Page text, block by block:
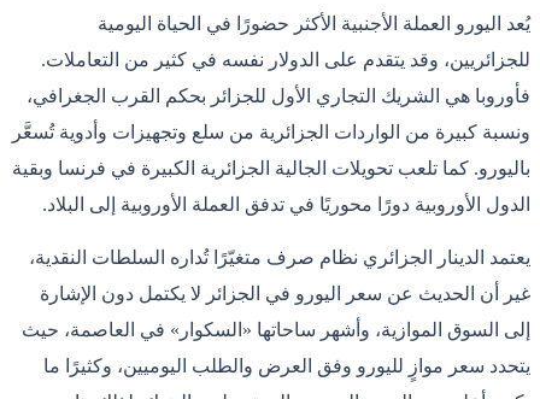
يُعد اليورو العملة الأجنبية الأكثر حضورًا في الحياة اليومية
للجزائريين، وقد يتقدم على الدولار نفسه في كثير من التعاملات.
فأوروبا هي الشريك التجاري الأول للجزائر بحكم القرب الجغرافي،
ونسبة كبيرة من الواردات الجزائرية من سلع وتجهيزات وأدوية تُسعَّر
باليورو. كما تلعب تحويلات الجالية الجزائرية الكبيرة في فرنسا وبقية
الدول الأوروبية دورًا محوريًا في تدفق العملة الأوروبية إلى البلاد.
يعتمد الدينار الجزائري نظام صرف متغيّرًا تُداره السلطات النقدية،
غير أن الحديث عن سعر اليورو في الجزائر لا يكتمل دون الإشارة
إلى السوق الموازية، وأشهر ساحاتها «السكوار» في العاصمة، حيث
يتحدد سعر موازٍ لليورو وفق العرض والطلب اليوميين، وكثيرًا ما